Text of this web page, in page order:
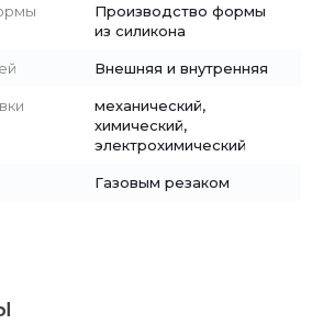
Производство формы
из силикона
Внешняя и внутренняя
механический,
химический,
электрохимический
Газовым резаком